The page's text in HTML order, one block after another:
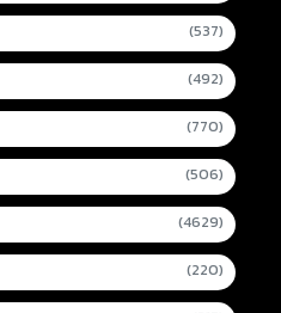
(537)
(492)
(770)
(506)
(4629)
(220)